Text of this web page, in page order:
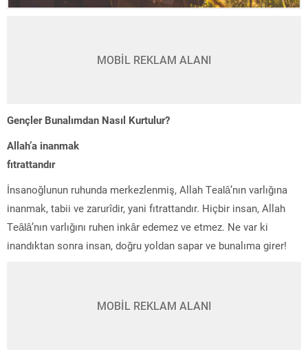
MOBİL REKLAM ALANI
Gençler Bunalımdan Nasıl Kurtulur?
Allah’a inanmak
fıtrattandır
İnsanoğlunun ruhunda merkezlenmiş, Allah Tealâ’nın varlığına
inanmak, tabii ve zarurîdir, yani fıtrattandır. Hiçbir insan, Allah
Teâlâ’nın varlığını ruhen inkâr edemez ve etmez. Ne var ki
inandıktan sonra insan, doğru yoldan sapar ve bunalıma girer!
MOBİL REKLAM ALANI